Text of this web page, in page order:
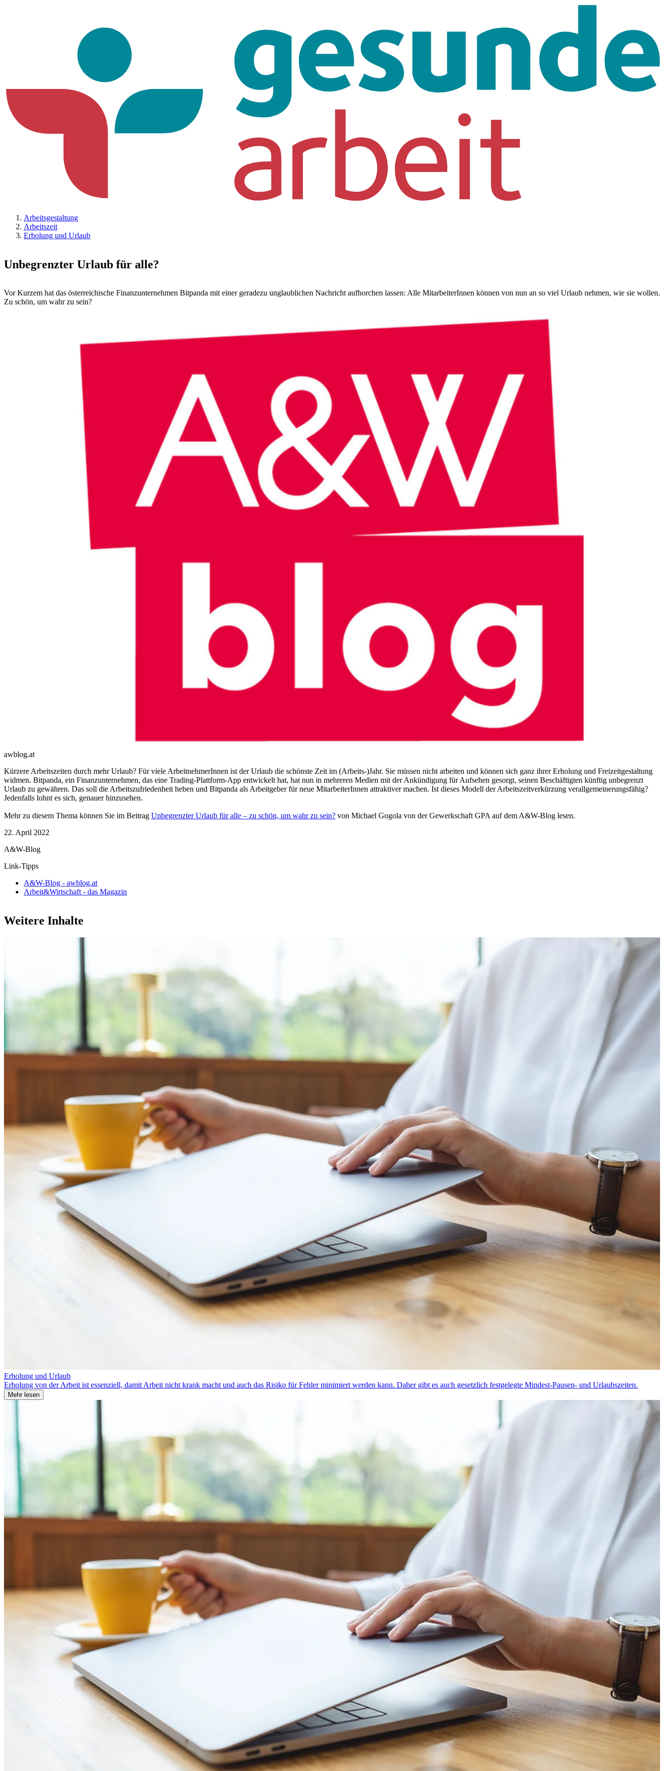
Arbeitsgestaltung
Arbeitszeit
Erholung und Urlaub
Unbegrenzter Urlaub für alle?
Vor Kurzem hat das österreichische Finanzunternehmen Bitpanda mit einer geradezu unglaublichen Nachricht aufhorchen lassen: Alle MitarbeiterInnen können von nun an so viel Urlaub nehmen, wie sie wollen.
Zu schön, um wahr zu sein?
awblog.at
Kürzere Arbeitszeiten durch mehr Urlaub? Für viele ArbeitnehmerInnen ist der Urlaub die schönste Zeit im (Arbeits-)Jahr. Sie müssen nicht arbeiten und können sich ganz ihrer Erholung und Freizeitgestaltung
widmen. Bitpanda, ein Finanzunternehmen, das eine Trading-Plattform-App entwickelt hat, hat nun in mehreren Medien mit der Ankündigung für Aufsehen gesorgt, seinen Beschäftigten künftig unbegrenzt
Urlaub zu gewähren. Das soll die Arbeitszufriedenheit heben und Bitpanda als Arbeitgeber für neue MitarbeiterInnen attraktiver machen. Ist dieses Modell der Arbeitszeitverkürzung verallgemeinerungsfähig?
Jedenfalls lohnt es sich, genauer hinzusehen.
Mehr zu diesem Thema können Sie im Beitrag Unbegrenzter Urlaub für alle – zu schön, um wahr zu sein? von Michael Gogola von der Gewerkschaft GPA auf dem A&W-Blog lesen.
22. April 2022
A&W-Blog
Link-Tipps
A&W-Blog - awblog.at
Arbeit&Wirtschaft - das Magazin
Weitere Inhalte
Erholung und Urlaub
Erholung von der Arbeit ist essenziell, damit Arbeit nicht krank macht und auch das Risiko für Fehler minimiert werden kann. Daher gibt es auch gesetzlich festgelegte Mindest-Pausen- und Urlaubszeiten.
Mehr lesen